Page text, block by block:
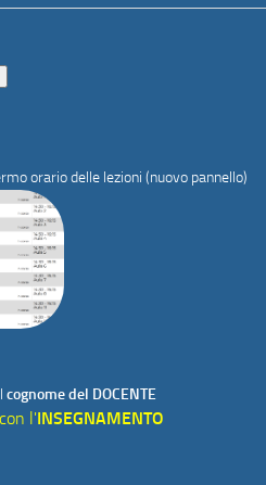
orario delle lezioni (nuovo pannello)
cognome del DOCENTE
l'INSEGNAMENTO